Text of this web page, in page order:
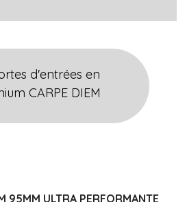
d'entrées en
CARPE DIEM
95MM ULTRA PERFORMANTE